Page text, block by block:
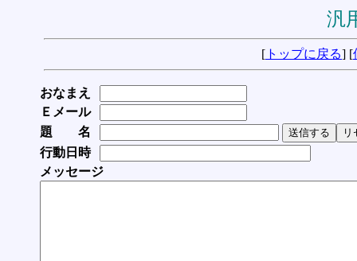
汎
[ トップに戻る] [
おなまえ
Ｅメール
題 名
行動日時
メッセージ